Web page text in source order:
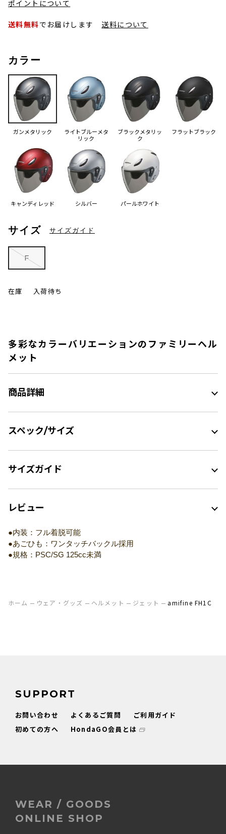
ポイントについて
送料無料でお届けします 送料について
カラー
ガンメタリック
ライトブルーメタ
リック
ブラックメタリッ
ク
フラットブラック
キャンディレッド シルバー パールホワイト
サイズ サイズガイド
F
在庫 入荷待ち
多彩なカラーバリエーションのファミリーヘル
メット
商品詳細
スペック/サイズ
サイズガイド
レビュー
●内装：フル着脱可能
●あごひも：ワンタッチバックル採用
●規格：PSC/SG 125cc未満
ホーム ウェア・グッズ ヘルメット ジェット amifine FH1C
SUPPORT
お問い合わせ よくあるご質問
ご利用ガイド
初めての方へ
HondaGO会員とは
WEAR / GOODS
ONLINE SHOP